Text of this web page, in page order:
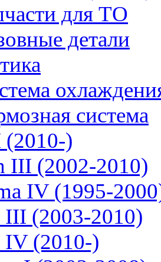
для ТО
детали
система
(2010-)
III (2002-2010)
IV (1995-
III (2003-2010)
IV (2010-)